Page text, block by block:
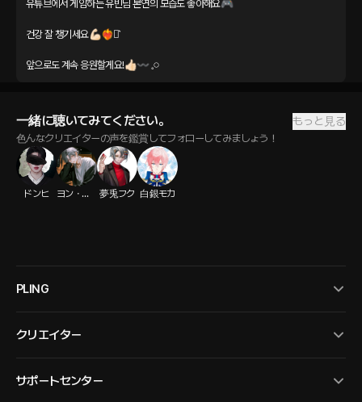
유튜브에서 게임하는 유빈님 본연의 모습도 좋아해요🎮
건강 잘 챙기세요💪🏻❤️‍🔥⋆͛
앞으로도 계속 응원할게요!👍🏻〰︎ 𓈒𓏸
一緒に聴いてみてください。 もっと見る
色んなクリエイターの声を鑑賞してフォローしてみましょう！
ドンヒ ヨン・ガミン 夢兎フク 白銀モカ
PLING
クリエイター
サポートセンター